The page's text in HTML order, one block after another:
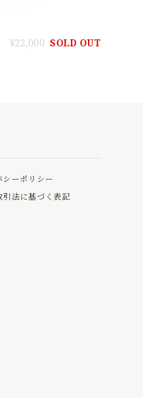
¥22,000 SOLD OUT
シーポリシー
引法に基づく表記